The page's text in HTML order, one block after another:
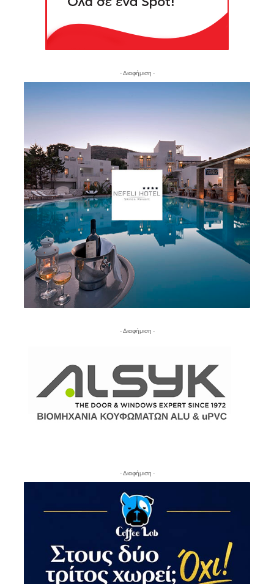
- Διαφήμιση -
- Διαφήμιση -
- Διαφήμιση -